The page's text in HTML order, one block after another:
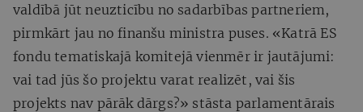
valdībā jūt neuzticību no sadarbības partneriem,
pirmkārt jau no finanšu ministra puses. «Katrā ES
fondu tematiskajā komitejā vienmēr ir jautājumi:
vai tad jūs šo projektu varat realizēt, vai šis
projekts nav pārāk dārgs?» stāsta parlamentārais